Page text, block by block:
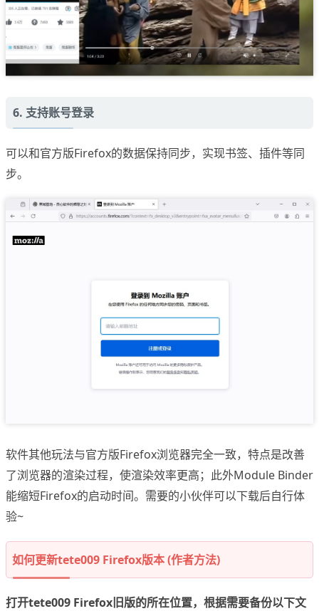
6. 支持账号登录
可以和官方版Firefox的数据保持同步，实现书签、插件等同
步。
软件其他玩法与官方版Firefox浏览器完全一致，特点是改善
了浏览器的渲染过程，使渲染效率更高；此外Module Binder
能缩短Firefox的启动时间。需要的小伙伴可以下载后自行体
验~
如何更新tete009 Firefox版本 (作者方法)
打开tete009 Firefox旧版的所在位置，根据需要备份以下文